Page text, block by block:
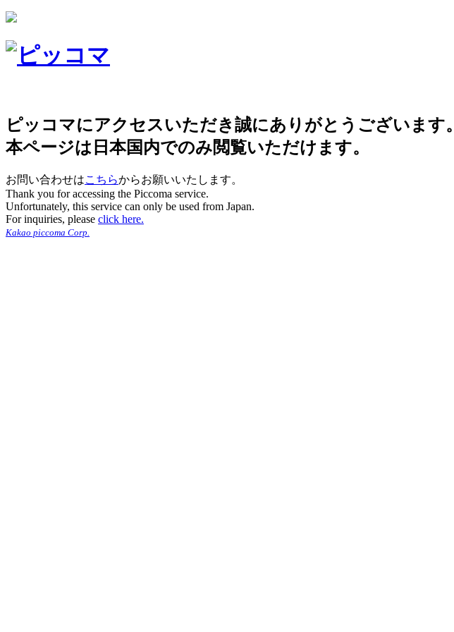
ピッコマにアクセスいただき誠にありがとうございます。
本ページは日本国内でのみ閲覧いただけます。
お問い合わせはこちらからお願いいたします。
Thank you for accessing the Piccoma service.
Unfortunately, this service can only be used from Japan.
For inquiries, please click here.
Kakao piccoma Corp.